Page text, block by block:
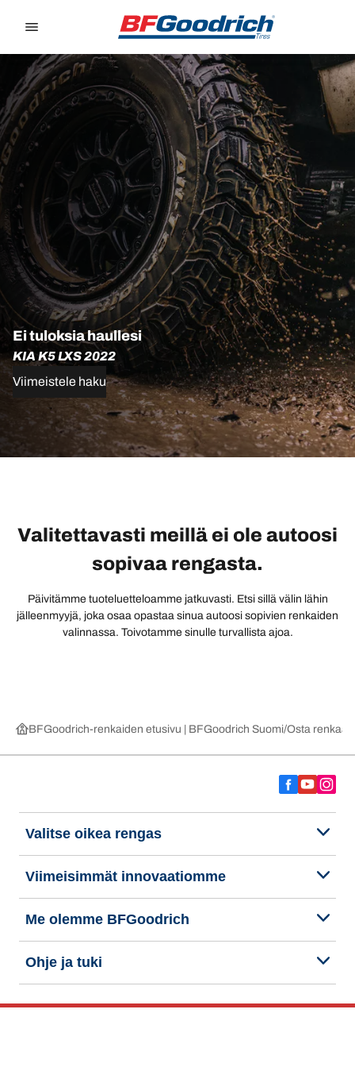
Ei tuloksia haullesi
KIA K5 LXS 2022
Viimeistele haku
Valitettavasti meillä ei ole autoosi
sopivaa rengasta.
Päivitämme tuoteluetteloamme jatkuvasti. Etsi sillä välin lähin
jälleenmyyjä, joka osaa opastaa sinua autoosi sopivien renkaiden
valinnassa. Toivotamme sinulle turvallista ajoa.
BFGoodrich-renkaiden etusivu | BFGoodrich Suomi Osta renkaat
Valitse oikea rengas
Viimeisimmät innovaatiomme
Me olemme BFGoodrich
Ohje ja tuki